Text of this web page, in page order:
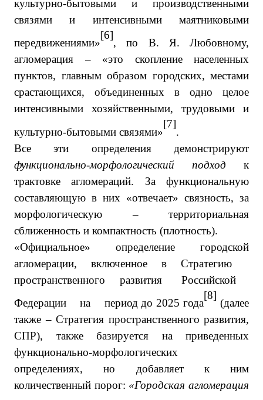
культурно-бытовыми и производственными
связями и интенсивными маятниковыми
передвижениями»
[6]
, по В. Я. Любовному,
агломерация – «это скопление населенных
пунктов, главным образом городских, местами
срастающихся, объединенных в одно целое
интенсивными хозяйственными, трудовыми и
культурно-бытовыми связями»
[7]
.
Все эти определения демонстрируют
функционально-морфологический подход к
трактовке агломераций. За функциональную
составляющую в них «отвечает» связность, за
морфологическую – территориальная
сближенность и компактность (плотность).
«Официальное» определение городской
агломерации, включенное в Стратегию
пространственного развития Российской
Федерации на период до 2025 года
[8]
(далее
также – Стратегия пространственного развития,
СПР), также базируется на приведенных
функционально-морфологических
определениях, но добавляет к ним
количественный порог: «Городская агломерация